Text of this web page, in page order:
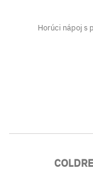
Horúci nápoj s